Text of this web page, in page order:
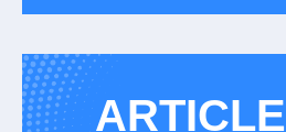
ARTICLE